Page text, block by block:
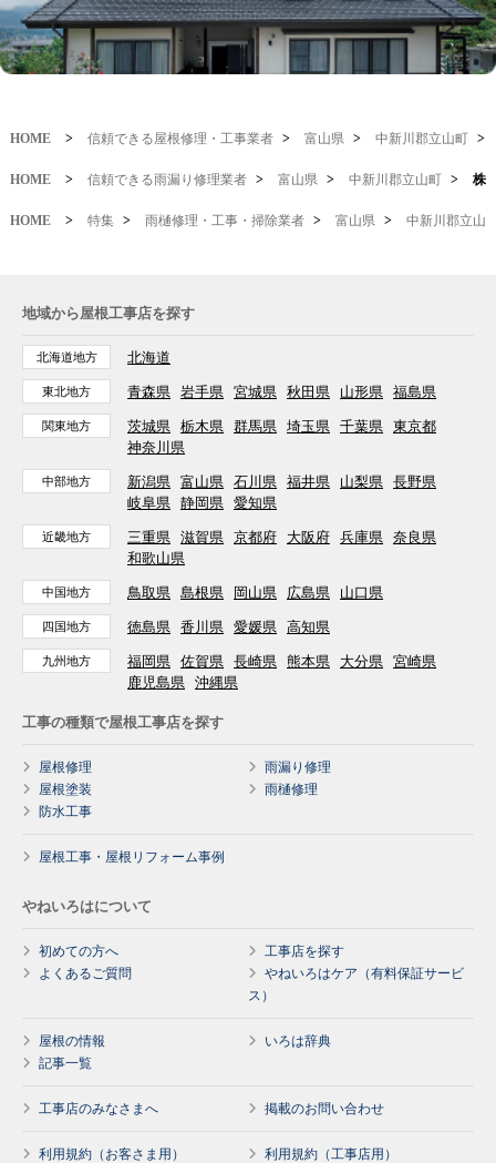
HOME > 信頼できる屋根修理・工事業者 > 富山県 > 中新川郡立山町 >
HOME > 信頼できる雨漏り修理業者 > 富山県 > 中新川郡立山町 > 株
HOME > 特集 > 雨樋修理・工事・掃除業者 > 富山県 > 中新川郡立山
地域から屋根工事店を探す
北海道地方 北海道
東北地方 青森県 岩手県 宮城県 秋田県 山形県 福島県
関東地方 茨城県 栃木県 群馬県 埼玉県 千葉県 東京都
神奈川県
中部地方 新潟県 富山県 石川県 福井県 山梨県 長野県
岐阜県 静岡県 愛知県
近畿地方 三重県 滋賀県 京都府 大阪府 兵庫県 奈良県
和歌山県
中国地方 鳥取県 島根県 岡山県 広島県 山口県
四国地方 徳島県 香川県 愛媛県 高知県
九州地方 福岡県 佐賀県 長崎県 熊本県 大分県 宮崎県
鹿児島県 沖縄県
工事の種類で屋根工事店を探す
屋根修理
雨漏り修理
屋根塗装
雨樋修理
防水工事
屋根工事・屋根リフォーム事例
やねいろはについて
初めての方へ
工事店を探す
よくあるご質問
やねいろはケア（有料保証サービ
ス）
屋根の情報
いろは辞典
記事一覧
工事店のみなさまへ 掲載のお問い合わせ
利用規約（お客さま用） 利用規約（工事店用）